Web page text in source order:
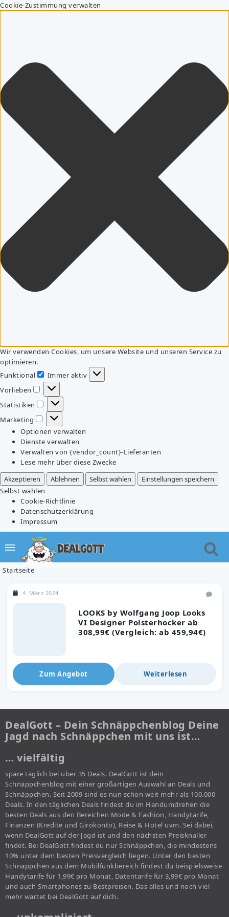
Cookie-Zustimmung verwalten
Wir verwenden Cookies, um unsere Website und unseren Service zu
optimieren.
Funktional
Funktional
Immer aktiv
Vorlieben
Vorlieben
Statistiken
Statistiken
Marketing
Marketing
Optionen verwalten
Dienste verwalten
Verwalten von {vendor_count}-Lieferanten
Lese mehr über diese Zwecke
Akzeptieren
Ablehnen Selbst wählen
Einstellungen speichern
Selbst wählen
Cookie-Richtlinie
Datenschutzerklärung
Impressum
Startseite
LOOKS by Wolfgang Joop Looks
VI Designer Polsterhocker ab
308,99€ (Vergleich: ab 459,94€)
4. März 2024
Zum Angebot Weiterlesen
DealGott – Dein Schnäppchenblog Deine
Jagd nach Schnäppchen mit uns ist…
… vielfältig
spare täglich bei über 35 Deals. DealGott ist dein
Schnäppchenblog mit einer großartigen Auswahl an Deals und
Schnäppchen. Seit 2009 sind es nun schon weit mehr als 100.000
Deals. In den täglichen Deals findest du im Handumdrehen die
besten Deals aus den Bereichen Mode & Fashion, Handytarife,
Finanzen (Kredite und Girokonto), Reise & Hotel uvm. Sei dabei,
wenn DealGott auf der Jagd ist und den nächsten Preisknaller
findet. Bei DealGott findest du nur Schnäppchen, die mindestens
10% unter dem besten Preisvergleich liegen. Unter den besten
Schnäppchen aus dem Mobilfunkbereich findest du beispielsweise
Handytarife für 1,99€ pro Monat, Datentarife für 3,99€ pro Monat
und auch Smartphones zu Bestpreisen. Das alles und noch viel
mehr wartet bei DealGott auf dich.